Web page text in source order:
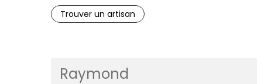
Trouver un artisan
Raymond